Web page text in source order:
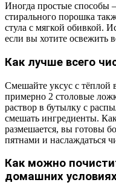
Иногда простые способы
стирального порошка
стула с мягкой обивкой.
если вы хотите освежить
Как лучше всего
Смешайте уксус с тёплой
примерно 2 столовые
раствор в бутылку с
смешать ингредиенты.
размешается, вы готовы
пятнами и наслаждаться
Как можно
домашних